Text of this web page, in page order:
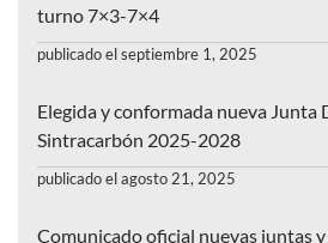
turno 7×3-7×4
publicado el septiembre 1, 2025
Elegida y conformada nueva Junta
Sintracarbón 2025-2028
publicado el agosto 21, 2025
Comunicado oficial nuevas juntas